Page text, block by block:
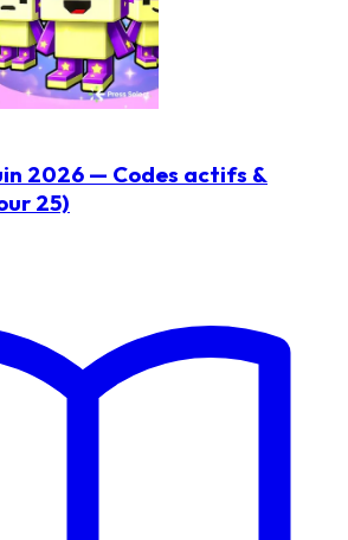
2026 — Codes actifs &
25)